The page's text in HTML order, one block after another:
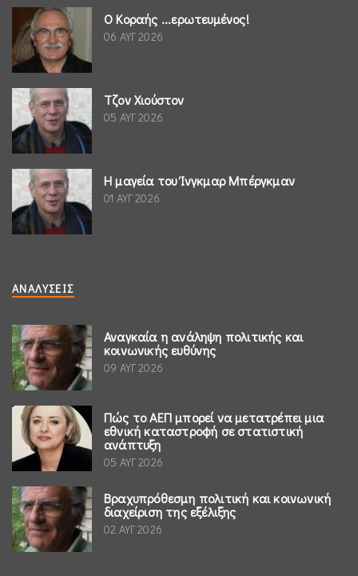
Ο Κοραής ...ερωτευμένος!
06 ΑΥΓ 2026
Τζον Χιούστον
05 ΑΥΓ 2026
Η μαγεία του Ίνγκμαρ Μπέργκμαν
01 ΑΥΓ 2026
ΑΝΑΛΎΣΕΙΣ
Αναγκαία η ανάληψη πολιτικής και
κοινωνικής ευθύνης
09 ΑΥΓ 2026
Πώς το ΑΕΠ μπορεί να μετατρέπει μια
εθνική καταστροφή σε στατιστική
ανάπτυξη
05 ΑΥΓ 2026
Βραχυπρόθεσμη πολιτική και κοινωνική
διαχείριση της εξέλιξης
02 ΑΥΓ 2026